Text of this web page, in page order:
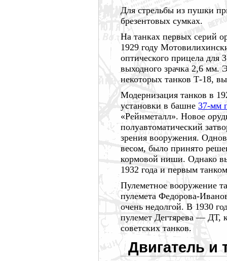
Для стрельбы из пушки
брезентовых сумках.
На танках первых серий
1929 году
оптического прицела для
выходного зрачка 2,6 мм.
некоторых танков Т-18,
Модернизация танков в
установки в башне 37-мм
«Рейнметалл». Новое
полуавтоматический
зрения вооружения.
весом, было принято
кормовой ниши. Однако
1932 года и первым
Пулеметное вооружение
пулемета Федорова-
очень недолгой. В 1930
пулемет Дегтярева —ДТ,
советских танков.
Двигатель и